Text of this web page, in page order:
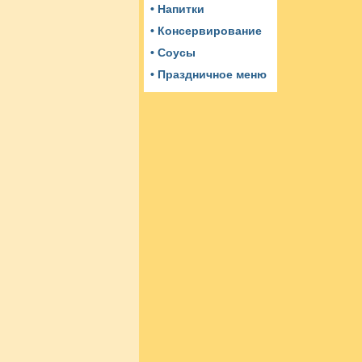
• Напитки
• Консервирование
• Соусы
• Праздничное меню